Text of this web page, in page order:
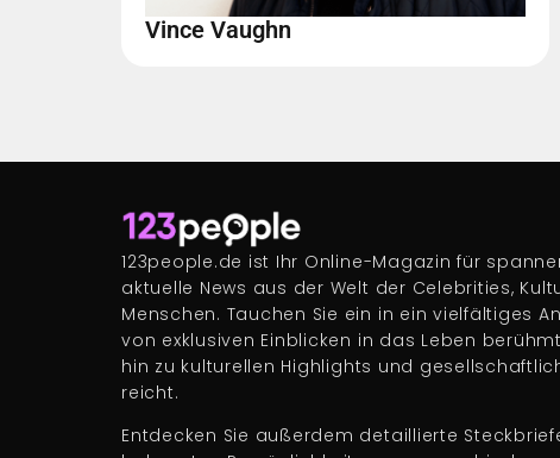
Vince Vaughn
123people.de ist Ihr Online-Magazin für
aktuelle News aus der Welt der Celebrities,
Menschen. Tauchen Sie ein in ein vielfältiges
von exklusiven Einblicken in das Leben
hin zu kulturellen Highlights und
reicht.
Entdecken Sie außerdem detaillierte